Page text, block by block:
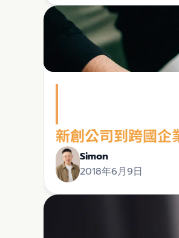
Simon
2018年6月9日
新創公司到跨國企